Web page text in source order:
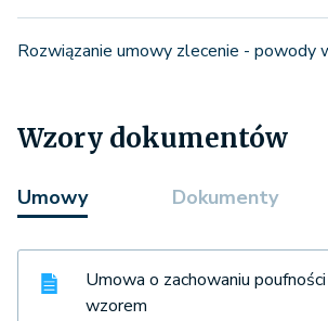
Rozwiązanie umowy zlecenie - powody
Wzory dokumentów
Umowy Dokumenty
Umowa o zachowaniu
wzorem